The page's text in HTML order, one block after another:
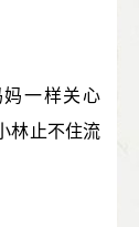
一样关心
林止不住流